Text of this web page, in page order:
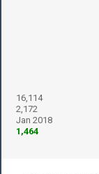
16,114
2,172
Jan 2018
1,464